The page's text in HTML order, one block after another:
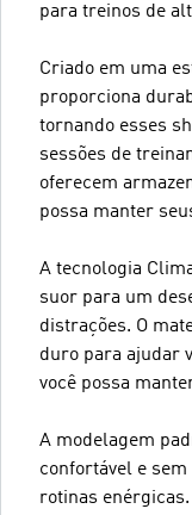
para treinos de
Criado em uma
proporciona
tornando esses
sessões de
oferecem
possa manter
A tecnologia
suor para um
distrações. O
duro para ajudar
você possa
A modelagem
confortável e
rotinas